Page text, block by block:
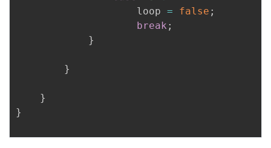
                    loop
= false ;
break ;
}
}
}
}